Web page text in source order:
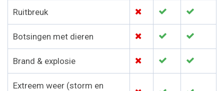
Ruitbreuk
Botsingen met dieren
Brand & explosie
Extreem weer (storm en